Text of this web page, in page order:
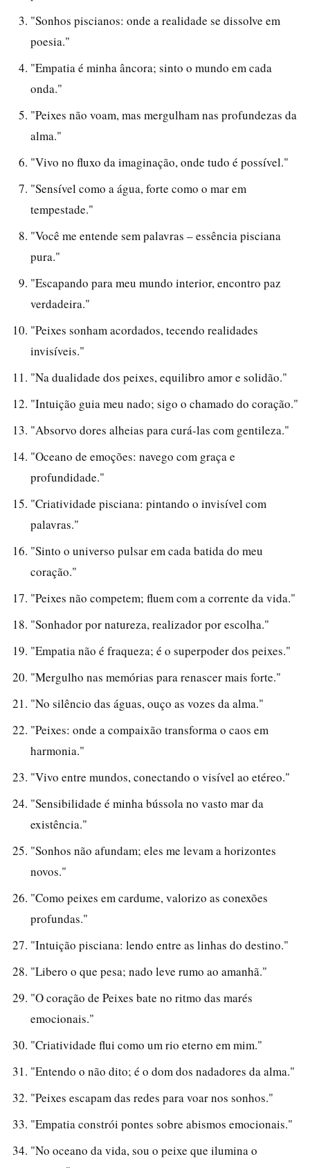
"Sonhos piscianos: onde a realidade se dissolve em
poesia."
"Empatia é minha âncora; sinto o mundo em cada
onda."
"Peixes não voam, mas mergulham nas profundezas da
alma."
"Vivo no fluxo da imaginação, onde tudo é possível."
"Sensível como a água, forte como o mar em
tempestade."
"Você me entende sem palavras – essência pisciana
pura."
"Escapando para meu mundo interior, encontro paz
verdadeira."
"Peixes sonham acordados, tecendo realidades
invisíveis."
"Na dualidade dos peixes, equilibro amor e solidão."
"Intuição guia meu nado; sigo o chamado do coração."
"Absorvo dores alheias para curá-las com gentileza."
"Oceano de emoções: navego com graça e
profundidade."
"Criatividade pisciana: pintando o invisível com
palavras."
"Sinto o universo pulsar em cada batida do meu
coração."
"Peixes não competem; fluem com a corrente da vida."
"Sonhador por natureza, realizador por escolha."
"Empatia não é fraqueza; é o superpoder dos peixes."
"Mergulho nas memórias para renascer mais forte."
"No silêncio das águas, ouço as vozes da alma."
"Peixes: onde a compaixão transforma o caos em
harmonia."
"Vivo entre mundos, conectando o visível ao etéreo."
"Sensibilidade é minha bússola no vasto mar da
existência."
"Sonhos não afundam; eles me levam a horizontes
novos."
"Como peixes em cardume, valorizo as conexões
profundas."
"Intuição pisciana: lendo entre as linhas do destino."
"Libero o que pesa; nado leve rumo ao amanhã."
"O coração de Peixes bate no ritmo das marés
emocionais."
"Criatividade flui como um rio eterno em mim."
"Entendo o não dito; é o dom dos nadadores da alma."
"Peixes escapam das redes para voar nos sonhos."
"Empatia constrói pontes sobre abismos emocionais."
"No oceano da vida, sou o peixe que ilumina o